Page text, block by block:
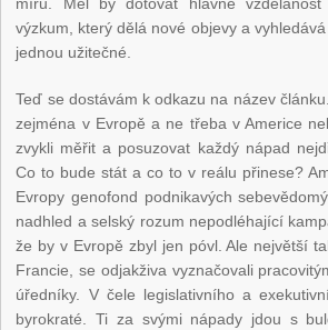
míru. Měl by dotovat hlavně
výzkum, který dělá nové objevy a
jednou užitečné.
Teď se dostávám k odkazu na název
zejména v Evropě a ne třeba v Americe
zvykli měřit a posuzovat každý nápad
Co to bude stát a co to v reálu přinese?
Evropy genofond podnikavých
nadhled a selský rozum nepodléhající
že by v Evropě zbyl jen póvl. Ale největší
Francie, se odjakživa vyznačovali
úředníky. V čele legislativního a
byrokraté. Ti za svými nápady jdou s